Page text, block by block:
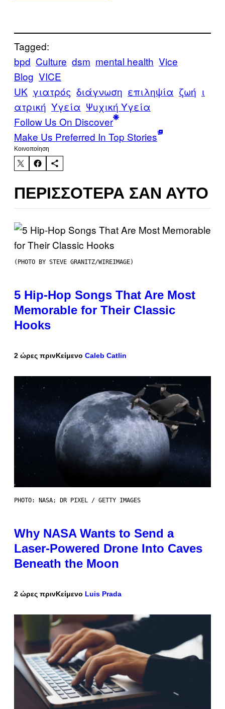
Tagged:
bpd Culture dsm mental health Vice
Blog VICE
UK γιατρός διάγνωση επιληψία ζωή ι
ατρική Υγεία Ψυχική Υγεία
Follow Us On Discover
Make Us Preferred In Top Stories
Kοινοποίηση
ΠΕΡΙΣΣΌΤΕΡΑ ΣΑΝ ΑΥΤΌ
(PHOTO BY STEVE GRANITZ/WIREIMAGE)
5 Hip-Hop Songs That Are Most
Memorable for Their Classic
Hooks
2 ώρες πρινΚείμενο Caleb Catlin
PHOTO: NASA; DR PIXEL / GETTY IMAGES
Why NASA Wants to Send a
Laser-Powered Drone Into Caves
Beneath the Moon
2 ώρες πρινΚείμενο Luis Prada